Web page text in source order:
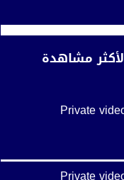
مشاهدة
Private